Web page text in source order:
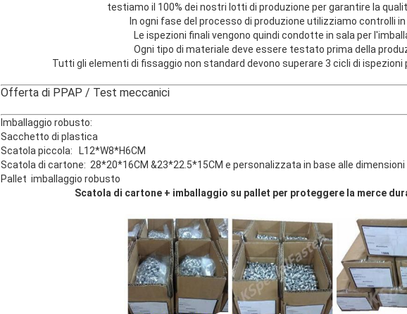
testiamo il 100% dei nostri lotti di produzione per garantire la
In ogni fase del processo di produzione utilizziamo controlli in
Le ispezioni finali vengono quindi condotte in sala per
Ogni tipo di materiale deve essere testato prima della
Tutti gli elementi di fissaggio non standard devono superare 3 cicli di ispezioni
Offerta di PPAP / Test meccanici
Imballaggio robusto:
Sacchetto di plastica
Scatola piccola: L12*W8*H6CM
Scatola di cartone: 28*20*16CM &23*22.5*15CM e personalizzata in base alle
Pallet imballaggio robusto
Scatola di cartone + imballaggio su pallet per proteggere la merce